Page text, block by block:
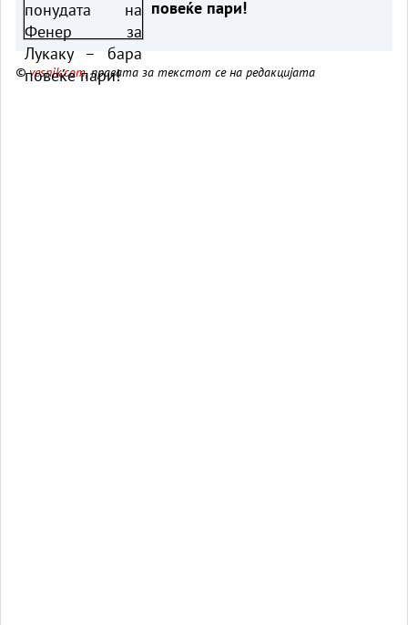
повеќе пари!
©vesnik.com, правата за текстот се на редакцијата